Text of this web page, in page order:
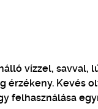
vízzel, savval,
érzékeny. Kevés
felhasználása